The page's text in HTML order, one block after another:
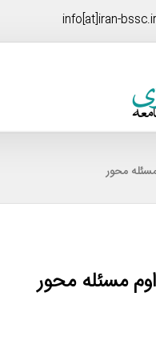
info[at]iran-bssc.ir
محور
مسئله محور